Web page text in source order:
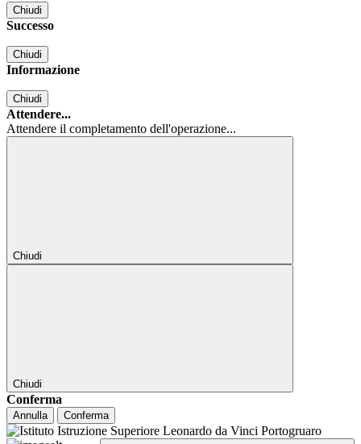
Chiudi
Successo
Chiudi
Informazione
Chiudi
Attendere...
Attendere il completamento dell'operazione...
Chiudi
Chiudi
Conferma
Annulla Conferma